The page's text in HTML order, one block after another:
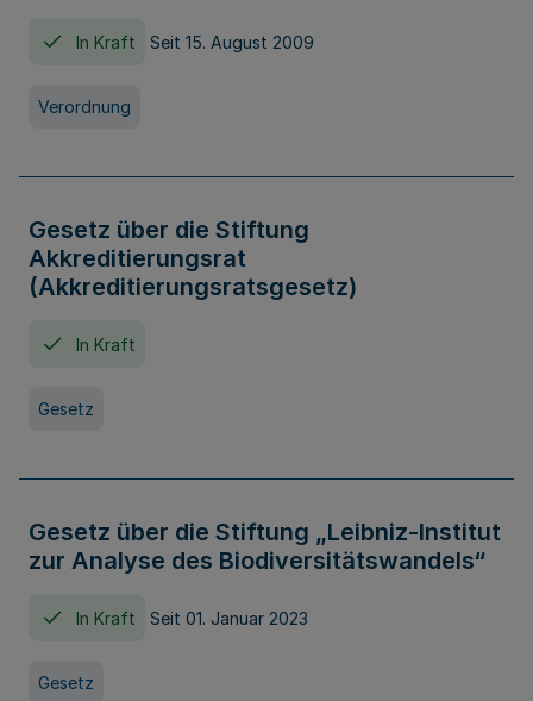
In Kraft Seit 15. August 2009
Verordnung
Gesetz über die Stiftung
Akkreditierungsrat
(Akkreditierungsratsgesetz)
In Kraft
Gesetz
Gesetz über die Stiftung „Leibniz-Institut
zur Analyse des Biodiversitätswandels“
In Kraft Seit 01. Januar 2023
Gesetz